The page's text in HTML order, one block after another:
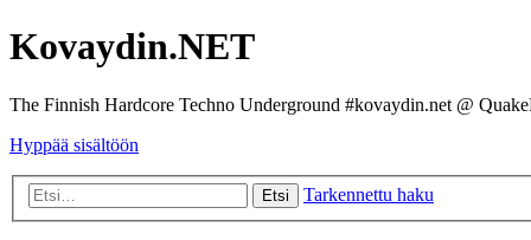
Kovaydin.NET
The Finnish Hardcore Techno Underground #kovaydin.net @
Hyppää sisältöön
Etsi Tarkennettu haku